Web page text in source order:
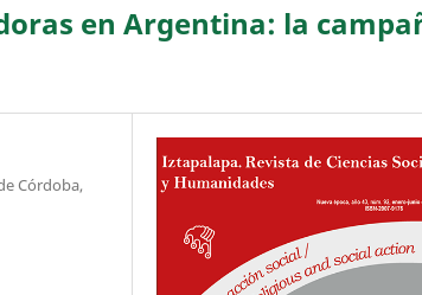
en Argentina: la
Córdoba,